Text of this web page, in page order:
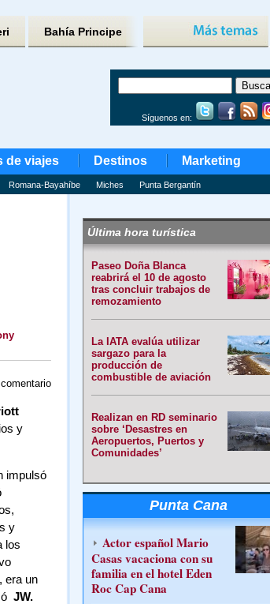
Bahía Principe
Síguenos en:
de viajes Destinos Marketing
Romana-Bayahíbe Miches Punta Bergantín
y
impulsó
y
los
era un
JW.
Última hora turística
Paseo Doña Blanca
reabrirá el 10 de agosto
tras concluir trabajos de
remozamiento
La IATA evalúa utilizar
sargazo para la
producción de
combustible de aviación
Realizan en RD seminario
sobre ‘Desastres en
Aeropuertos, Puertos y
Comunidades’
Punta Cana
Actor español Mario
Casas vacaciona con su
familia en el hotel Eden
Roc Cap Cana